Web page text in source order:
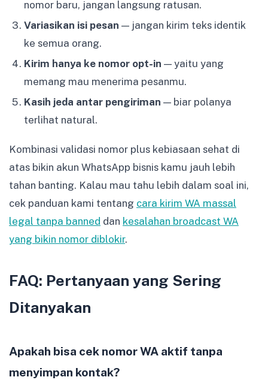
nomor baru, jangan langsung ratusan.
Variasikan isi pesan — jangan kirim teks identik
ke semua orang.
Kirim hanya ke nomor opt-in — yaitu yang
memang mau menerima pesanmu.
Kasih jeda antar pengiriman — biar polanya
terlihat natural.
Kombinasi validasi nomor plus kebiasaan sehat di
atas bikin akun WhatsApp bisnis kamu jauh lebih
tahan banting. Kalau mau tahu lebih dalam soal ini,
cek panduan kami tentang cara kirim WA massal
legal tanpa banned dan kesalahan broadcast WA
yang bikin nomor diblokir.
FAQ: Pertanyaan yang Sering
Ditanyakan
Apakah bisa cek nomor WA aktif tanpa
menyimpan kontak?